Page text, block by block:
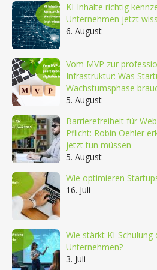
KI-Inhalte richtig
Unternehmen jetzt
6. August
Vom MVP zur
Infrastruktur: Was
Wachstumsphase
5. August
Barrierefreiheit für
Pflicht: Robin Oehler
jetzt tun müssen
5. August
Wie optimieren
16. Juli
Wie stärkt KI-Schulung
Unternehmen?
3. Juli